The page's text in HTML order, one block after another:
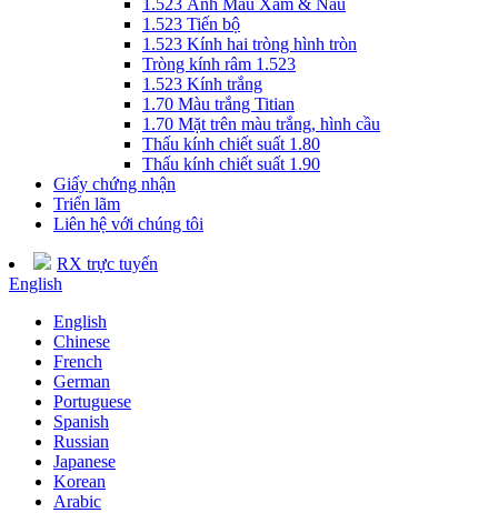
1.523 Ảnh Màu Xám & Nâu
1.523 Tiến bộ
1.523 Kính hai tròng hình tròn
Tròng kính râm 1.523
1.523 Kính trắng
1.70 Màu trắng Titian
1.70 Mặt trên màu trắng, hình cầu
Thấu kính chiết suất 1.80
Thấu kính chiết suất 1.90
Giấy chứng nhận
Triển lãm
Liên hệ với chúng tôi
RX trực tuyến
English
English
Chinese
French
German
Portuguese
Spanish
Russian
Japanese
Korean
Arabic